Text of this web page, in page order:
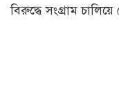
বিরুদ্ধে সংগ্রাম চালিয়ে